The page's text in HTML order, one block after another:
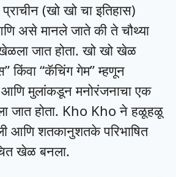
(खो खो चा इतिहास)
असे मानले जाते की ते चौथ्या
जात होता. खो खो खेळ
किंवा “कॅचिंग गेम” म्हणून
मुलांकडून मनोरंजनाचा एक
जात होता. Kho Kho ने हळूहळू
आणि शतकानुशतके परिभाषित
खेळ बनला.